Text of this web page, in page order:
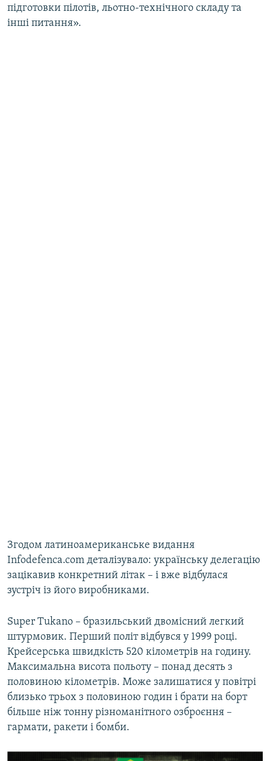
підготовки пілотів, льотно-технічного складу та
інші питання».
Згодом латиноамериканське видання
Infodefenca.com деталізувало: українську делегацію
зацікавив конкретний літак – і вже відбулася
зустріч із його виробниками.
Super Tukano – бразильський двомісний легкий
штурмовик. Перший політ відбувся у 1999 році.
Крейсерська швидкість 520 кілометрів на годину.
Максимальна висота польоту – понад десять з
половиною кілометрів. Може залишатися у повітрі
близько трьох з половиною годин і брати на борт
більше ніж тонну різноманітного озброєння –
гармати, ракети і бомби.